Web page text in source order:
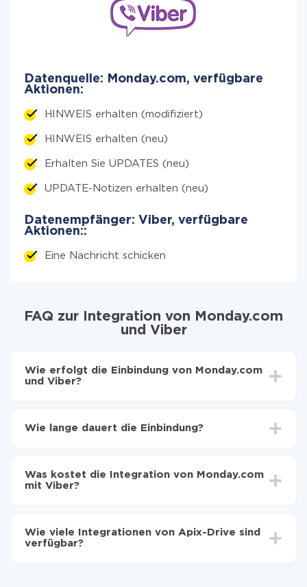
Datenquelle: Monday.com, verfügbare
Aktionen:
HINWEIS erhalten (modifiziert)
HINWEIS erhalten (neu)
Erhalten Sie UPDATES (neu)
UPDATE-Notizen erhalten (neu)
Datenempfänger: Viber, verfügbare
Aktionen::
Eine Nachricht schicken
FAQ zur Integration von Monday.com
und Viber
Wie erfolgt die Einbindung von Monday.com
und Viber?
zu übertragen
Monday.com auf Viber übertragen
Wie lange dauert die Einbindung?
Im Durchschnitt dauert es 10-15 Minuten.
Was kostet die Integration von Monday.com
mit Viber?
zahlen nur für die Datenmenge, die über unseren
Service von einem System auf ein anderes übertragen
Wie viele Integrationen von Apix-Drive sind
verfügbar?